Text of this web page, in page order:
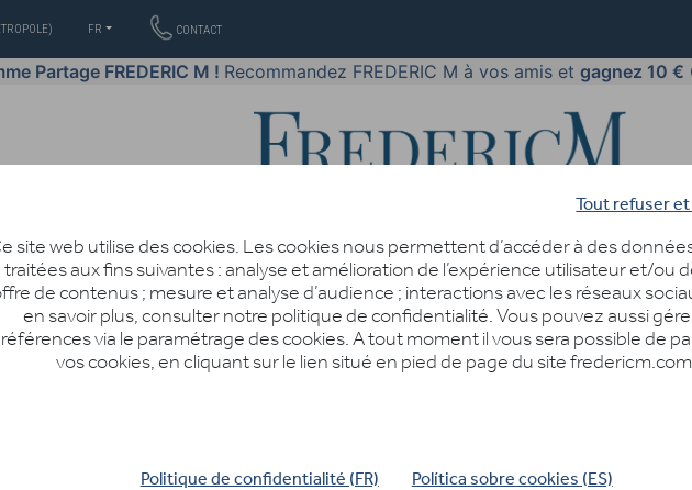
Tout refuser
site web utilise des cookies. Les cookies nous permettent d’accéder à des
traitées aux fins suivantes : analyse et amélioration de l’expérience utilisateur et/ou
de contenus ; mesure et analyse d’audience ; interactions avec les réseaux
en savoir plus, consulter notre politique de confidentialité. Vous pouvez aussi
via le paramétrage des cookies. A tout moment il vous sera possible de
vos cookies, en cliquant sur le lien situé en pied de page du site
Politique de confidentialité (FR) Política sobre cookies (ES)
FR CONTACT
Partage FREDERIC M ! Recommandez FREDERIC M à vos amis et gagnez 10 €
COSMÉTIQUES PARFUMS BODY LANGUAGE BLOG DIAGNOSTIC PEAU